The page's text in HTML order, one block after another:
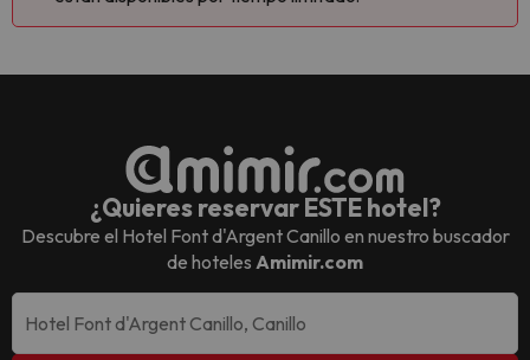
¿Quieres reservar ESTE hotel?
Descubre el Hotel Font d'Argent Canillo en nuestro buscador
de hoteles Amimir.com